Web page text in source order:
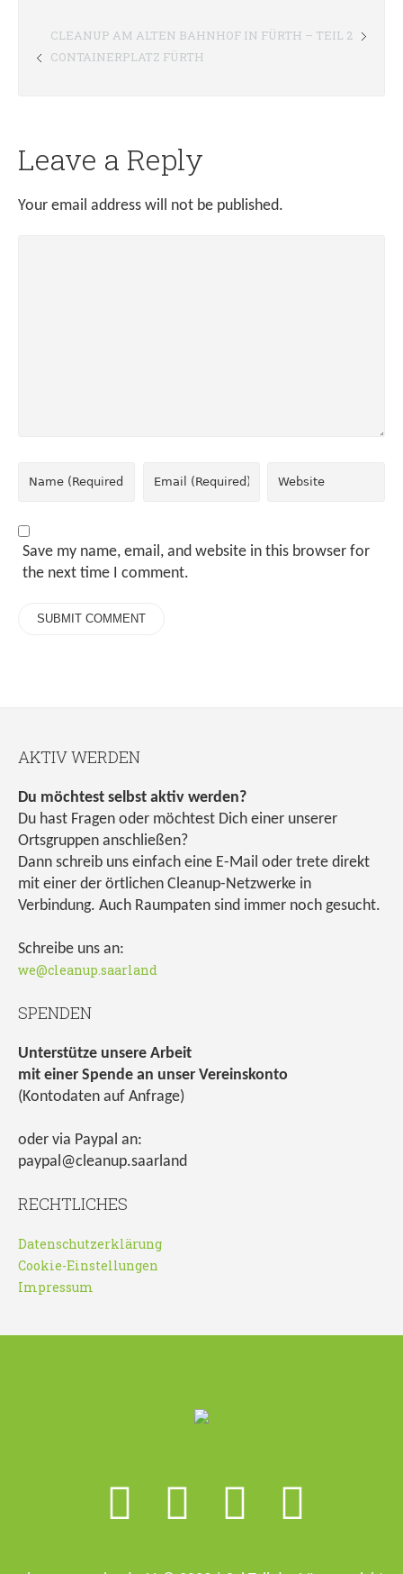
CLEANUP AM ALTEN BAHNHOF IN FÜRTH – TEIL 2
CONTAINERPLATZ FÜRTH
Leave a Reply
Your email address will not be published.
Save my name, email, and website in this browser for
the next time I comment.
AKTIV WERDEN
Du möchtest selbst aktiv werden?
Du hast Fragen oder möchtest Dich einer unserer
Ortsgruppen anschließen?
Dann schreib uns einfach eine E-Mail oder trete direkt
mit einer der örtlichen Cleanup-Netzwerke in
Verbindung. Auch Raumpaten sind immer noch gesucht.
Schreibe uns an:
we@cleanup.saarland
SPENDEN
Unterstütze unsere Arbeit
mit einer Spende an unser Vereinskonto
(Kontodaten auf Anfrage)
oder via Paypal an:
paypal@cleanup.saarland
RECHTLICHES
Datenschutzerklärung
Cookie-Einstellungen
Impressum